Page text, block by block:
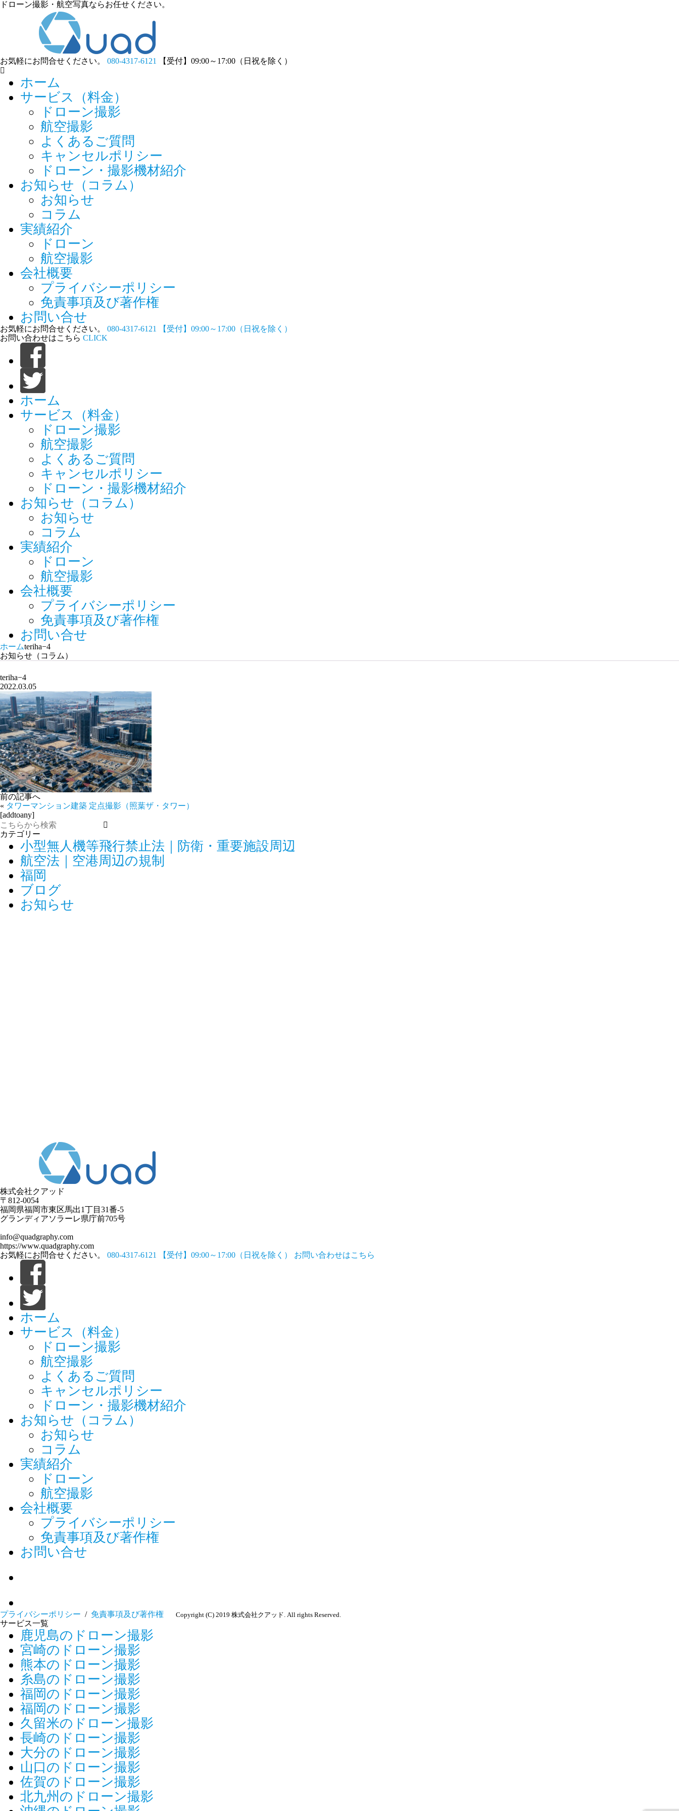
ドローン撮影・航空写真ならお任せください。
お気軽にお問合せください。 080-4317-6121 【受付】09:00～17:00（日祝を除く）
ホーム
サービス（料金）
ドローン撮影
航空撮影
よくあるご質問
キャンセルポリシー
ドローン・撮影機材紹介
お知らせ（コラム）
お知らせ
コラム
実績紹介
ドローン
航空撮影
会社概要
プライバシーポリシー
免責事項及び著作権
お問い合せ
お気軽にお問合せください。 080-4317-6121
【受付】09:00～17:00（日祝を除く）
お問い合わせはこちら CLICK
ホーム
サービス（料金）
ドローン撮影
航空撮影
よくあるご質問
キャンセルポリシー
ドローン・撮影機材紹介
お知らせ（コラム）
お知らせ
コラム
実績紹介
ドローン
航空撮影
会社概要
プライバシーポリシー
免責事項及び著作権
お問い合せ
ホームteriha−4
お知らせ（コラム）
teriha−4
2022.03.05
前の記事へ
« タワーマンション建築 定点撮影（照葉ザ・タワー）
[addtoany]
カテゴリー
小型無人機等飛行禁止法｜防衛・重要施設周辺
航空法｜空港周辺の規制
福岡
ブログ
お知らせ
株式会社クアッド
〒812-0054
​福岡県福岡市東区馬出1丁目31番-5
グランディアソラーレ県庁前705号
info@quadgraphy.com
https://www.quadgraphy.com
お気軽にお問合せください。
080-4317-6121 【受付】09:00～17:00（日祝を除く） お問い合わせはこちら
ホーム
サービス（料金）
ドローン撮影
航空撮影
よくあるご質問
キャンセルポリシー
ドローン・撮影機材紹介
お知らせ（コラム）
お知らせ
コラム
実績紹介
ドローン
航空撮影
会社概要
プライバシーポリシー
免責事項及び著作権
お問い合せ
プライバシーポリシー / 免責事項及び著作権 Copyright (C) 2019 株式会社クアッド. All rights Reserved.
サービス一覧
鹿児島のドローン撮影
宮崎のドローン撮影
熊本のドローン撮影
糸島のドローン撮影
福岡のドローン撮影
福岡のドローン撮影
久留米のドローン撮影
長崎のドローン撮影
大分のドローン撮影
山口のドローン撮影
佐賀のドローン撮影
北九州のドローン撮影